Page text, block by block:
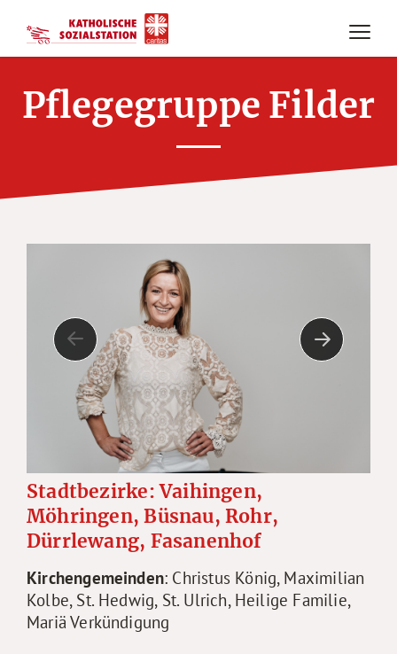
Pflegegruppe Filder
Stadtbezirke: Vaihingen,
Möhringen, Büsnau, Rohr,
Dürrlewang, Fasanenhof
Kirchengemeinden: Christus König, Maximilian
Kolbe, St. Hedwig, St. Ulrich, Heilige Familie,
Mariä Verkündigung